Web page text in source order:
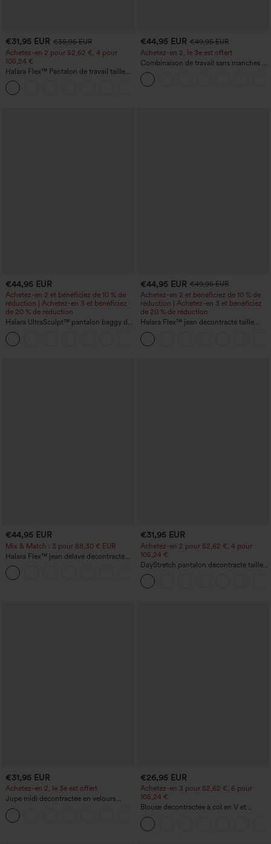
€31,95 EUR €35,95 EUR
Achetez-en 2 pour 52,62 €, 4 pour
105,24 €
Halara Flex™ Pantalon de travail taille
haute sculptant la silhouette, gainant la
taille, avec poches, jambe large en
micro-gaufre
€44,95 EUR €49,95 EUR
Achetez-en 2, le 3e est offert
Combinaison de travail sans manches à
encolure bateau, côtés noués, toucher
frais, rayée, avec poches — Édition Easy
Peezy
€44,95 EUR
Achetez-en 2 et bénéficiez de 10 % de
réduction | Achetez-en 3 et bénéficiez
de 20 % de réduction
Halara UltraSculpt™ pantalon baggy de
yoga taille haute à effet gainant pour le
ventre, à rayures color block, avec
poches
€44,95 EUR €49,95 EUR
Achetez-en 2 et bénéficiez de 10 % de
réduction | Achetez-en 3 et bénéficiez
de 20 % de réduction
Halara Flex™ jean décontracté taille
haute, large, avec poches, ourlet
retroussé et effet délavé
€44,95 EUR
Mix & Match : 3 pour 88,30 € EUR
Halara Flex™ jean délavé décontracté
taille haute à poches, coupe baggy à
jambe large
€31,95 EUR
Achetez-en 2 pour 52,62 €, 4 pour
105,24 €
DayStretch pantalon décontracté taille
haute à jambe en forme de tonneau
avec poches
€31,95 EUR
Achetez-en 2, le 3e est offert
Jupe midi décontractée en velours
côtelé, taille mi-haute, poches avant
latérales à rabat
€26,95 EUR
Achetez-en 3 pour 52,62 €, 6 pour
105,24 €
Blouse décontractée à col en V et
manches courtes bouffantes